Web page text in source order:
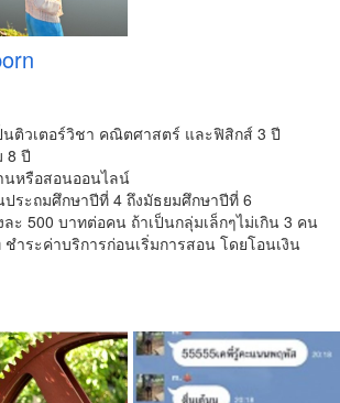
ติวเตอร์วิชา คณิตศาสตร์ และฟิสิกส์ 3 ปี
8 ปี
นหรือสอนออนไลน์
ระถมศึกษาปีที่ 4 ถึงมัธยมศึกษาปีที่ 6
ะ 500 บาทต่อคน ถ้าเป็นกลุ่มเล็กๆไม่เกิน 3 คน
ำระค่าบริการก่อนเริ่มการสอน โดยโอนเงิน